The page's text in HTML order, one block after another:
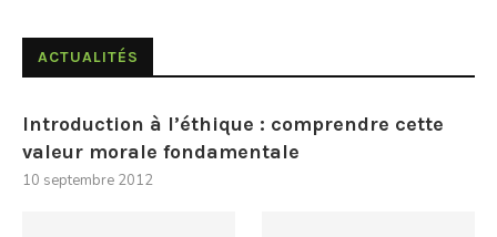
ACTUALITÉS
Introduction à l’éthique : comprendre cette
valeur morale fondamentale
10 septembre 2012